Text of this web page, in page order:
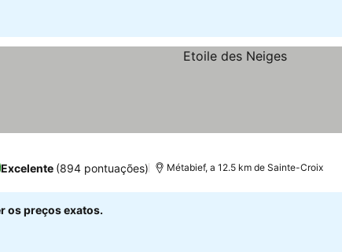
Excelente (894 pontuações) Métabief, a 12.5 km de Sainte-Croix
os preços exatos.